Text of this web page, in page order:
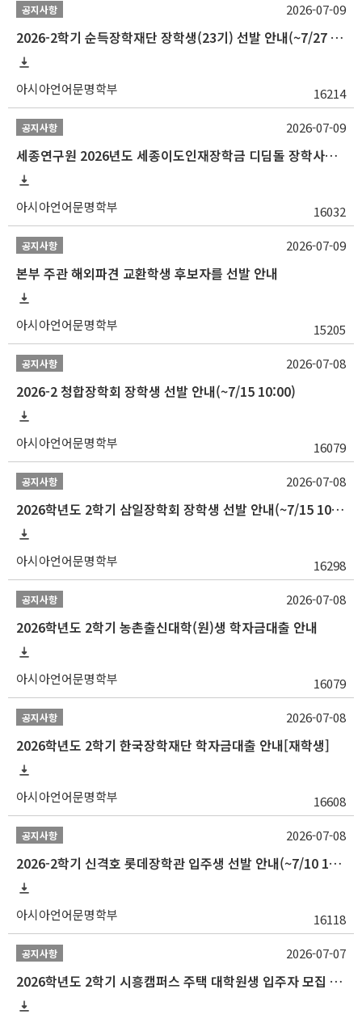
공지사항
2026-2학기 순득장학재단 장학생(23기) 선발 안내(~7/27 10:00)
아시아언어문명학부 16214
2026-07-09
공지사항
세종연구원 2026년도 세종이도인재장학금 디딤돌 장학사업 학자금대출 관련분야(원금상환, 이자지원) 신청 사업 안내
아시아언어문명학부 16032
2026-07-09
공지사항
본부 주관 해외파견 교환학생 후보자를 선발 안내
아시아언어문명학부 15205
2026-07-09
공지사항
2026-2 청합장학회 장학생 선발 안내(~7/15 10:00)
아시아언어문명학부 16079
2026-07-08
공지사항
2026학년도 2학기 삼일장학회 장학생 선발 안내(~7/15 10:00)
아시아언어문명학부 16298
2026-07-08
공지사항
2026학년도 2학기 농촌출신대학(원)생 학자금대출 안내
아시아언어문명학부 16079
2026-07-08
공지사항
2026학년도 2학기 한국장학재단 학자금대출 안내[재학생]
아시아언어문명학부 16608
2026-07-08
공지사항
2026-2학기 신격호 롯데장학관 입주생 선발 안내(~7/10 10:00)
아시아언어문명학부 16118
2026-07-08
공지사항
2026학년도 2학기 시흥캠퍼스 주택 대학원생 입주자 모집 안내
2026-07-07